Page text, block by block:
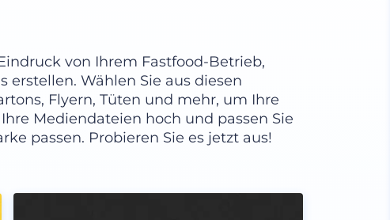
von Ihrem Fastfood-Betrieb,
erstellen. Wählen Sie aus diesen
Flyern, Tüten und mehr, um Ihre
Mediendateien hoch und passen Sie
passen. Probieren Sie es jetzt aus!